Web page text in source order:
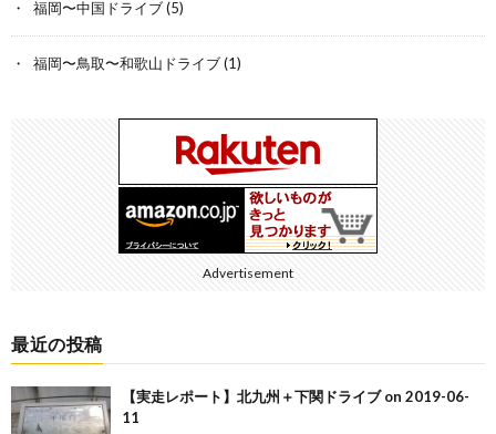
福岡〜中国ドライブ(5)
福岡〜鳥取〜和歌山ドライブ(1)
Advertisement
最近の投稿
【実走レポート】北九州＋下関ドライブ on 2019-06-
11